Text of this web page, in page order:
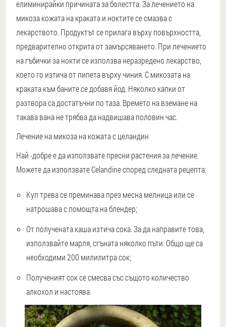
елиминирайки причината за болестта. За лечението на
микоза кожата на краката и ноктите се смазва с
лекарството. Продуктът се прилага върху повърхността,
предварително открита от замърсяването. При лечението
на гъбички за нокти се използва неразредено лекарство,
което го изтича от пипета върху чиния. С микозата на
краката към баните се добавя йод. Няколко капки от
разтвора са достатъчни по таза. Времето на вземане на
такава вана не трябва да надвишава половин час.
Лечение на микоза на кожата с целандин
Най -добре е да използвате пресни растения за лечение.
Можете да използвате Celandine според следната рецепта:
Куп трева се преминава през месна мелница или се
натрошава с помощта на блендер;
От получената каша изтича сока. За да направите това,
използвайте марля, сгъната няколко пъти. Общо ще са
необходими 200 милилитра сок;
Полученият сок се смесва със същото количество
алкохол и настоява.